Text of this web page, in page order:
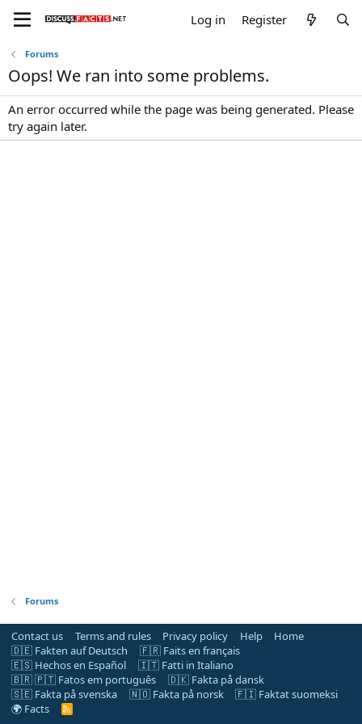
Log in Register
Forums
Oops! We ran into some problems.
An error occurred while the page was being generated. Please
try again later.
Forums
Contact us Terms and rules Privacy policy Help
Home
🇩🇪 Fakten auf Deutsch
🇫🇷 Faits en français
🇪🇸 Hechos en Español
🇮🇹 Fatti in Italiano
🇧🇷 🇵🇹 Fatos em português
🇩🇰 Fakta på dansk
🇸🇪 Fakta på svenska
🇳🇴 Fakta på norsk
🇫🇮 Faktat suomeksi
🌍 Facts
R